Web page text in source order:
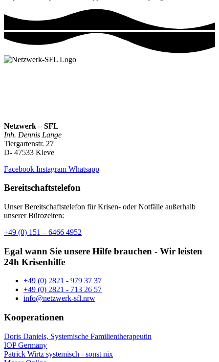
Netzwerk – SFL
Inh. Dennis Lange
Tiergartenstr. 27
D- 47533 Kleve
Facebook Instagram Whatsapp
Bereitschaftstelefon
Unser Bereitschaftstelefon für Krisen- oder Notfälle außerhalb
unserer Bürozeiten:
+49 (0) 151 – 6466 4952
Egal wann Sie unsere Hilfe brauchen - Wir leisten
24h Krisenhilfe
+49 (0) 2821 - 979 37 37
+49 (0) 2821 - 713 26 57
info@netzwerk-sfl.nrw
Kooperationen
Doris Daniels, Systemische Familientherapeutin
IOP Germany
Patrick Wirtz systemisch - sonst nix